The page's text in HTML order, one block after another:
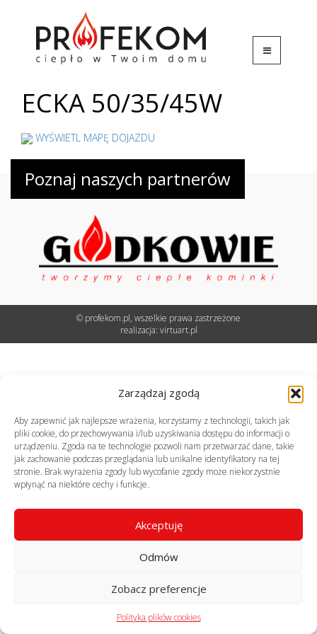
Zarządzaj zgodą
Aby zapewnić jak najlepsze wrażenia, korzystamy z technologii, takich jak
pliki cookie, do przechowywania i/lub uzyskiwania dostępu do informacji o
urządzeniu. Zgoda na te technologie pozwoli nam przetwarzać dane, takie
jak zachowanie podczas przeglądania lub unikalne identyfikatory na tej
stronie. Brak wyrażenia zgody lub wycofanie zgody może niekorzystnie
wpłynąć na niektóre cechy i funkcje.
Akceptuję
Odmów
Zobacz preferencje
Polityka plików cookies
ECKA 50/35/45W
WYŚWIETL MAPĘ DOJAZDU
Poznaj naszych partnerów
© profekom.pl, wszelkie prawa zastrzeżone
realizacja: virtuart.pl